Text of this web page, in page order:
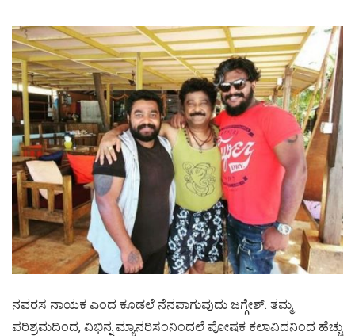
ನವರಸ ನಾಯಕ ಎಂದ ಕೂಡಲೆ ನೆನಪಾಗುವುದು ಜಗ್ಗೇಶ್. ತಮ್ಮ
ಪರಿಶ್ರಮದಿಂದ, ವಿಭಿನ್ನ ಮ್ಯಾನರಿಸಂನಿಂದಲೆ ಪೋಷಕ ಕಲಾವಿದನಿಂದ ಹೆಚ್ಚು